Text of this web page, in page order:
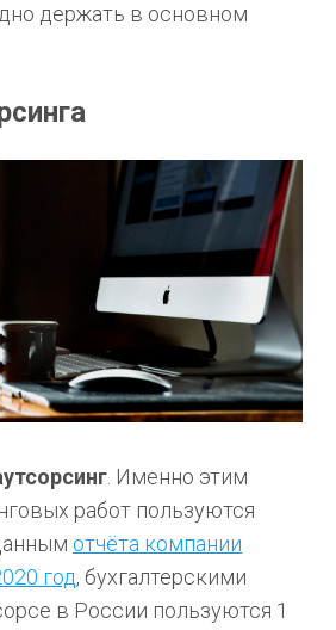
держать в основном
. Именно этим
работ пользуются
отчёта компании
год, бухгалтерскими
в России пользуются 1